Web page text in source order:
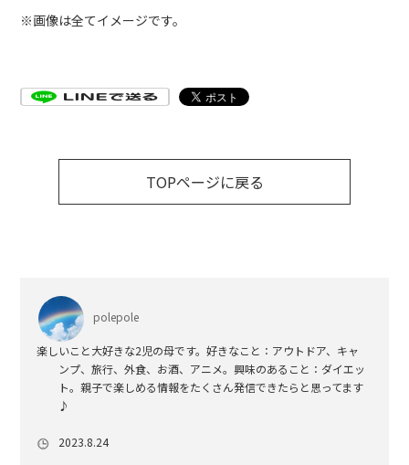
※画像は全てイメージです。
TOPページに戻る
polepole
楽しいこと大好きな2児の母です。好きなこと：アウトドア、キャ
ンプ、旅行、外食、お酒、アニメ。興味のあること：ダイエッ
ト。親子で楽しめる情報をたくさん発信できたらと思ってます
♪
2023.8.24